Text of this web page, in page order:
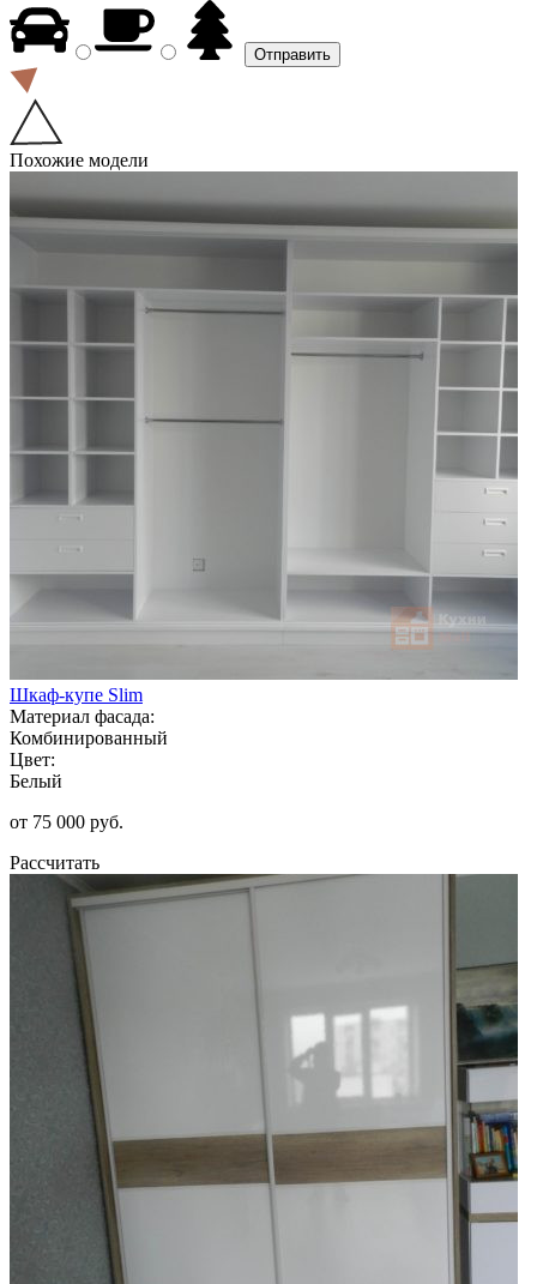
Похожие модели
Шкаф-купе Slim
Материал фасада:
Комбинированный
Цвет:
Белый
от 75 000 руб.
Рассчитать